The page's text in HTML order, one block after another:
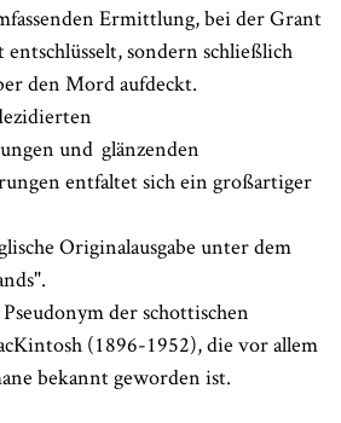
Ermittlung, bei der Grant
sondern schließlich
den Mord aufdeckt.
und glänzenden
entfaltet sich ein großartiger
Originalausgabe unter dem
der schottischen
(1896-1952), die vor allem
bekannt geworden ist.